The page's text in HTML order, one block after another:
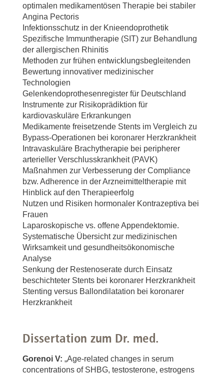
optimalen medikamentösen Therapie bei stabiler
Angina Pectoris
Infektionsschutz in der Knieendoprothetik
Spezifische Immuntherapie (SIT) zur Behandlung
der allergischen Rhinitis
Methoden zur frühen entwicklungsbegleitenden
Bewertung innovativer medizinischer
Technologien
Gelenkendoprothesenregister für Deutschland
Instrumente zur Risikoprädiktion für
kardiovaskuläre Erkrankungen
Medikamente freisetzende Stents im Vergleich zu
Bypass-Operationen bei koronarer Herzkrankheit
Intravaskuläre Brachytherapie bei peripherer
arterieller Verschlusskrankheit (PAVK)
Maßnahmen zur Verbesserung der Compliance
bzw. Adherence in der Arzneimitteltherapie mit
Hinblick auf den Therapieerfolg
Nutzen und Risiken hormonaler Kontrazeptiva bei
Frauen
Laparoskopische vs. offene Appendektomie.
Systematische Übersicht zur medizinischen
Wirksamkeit und gesundheitsökonomische
Analyse
Senkung der Restenoserate durch Einsatz
beschichteter Stents bei koronarer Herzkrankheit
Stenting versus Ballondilatation bei koronarer
Herzkrankheit
Dissertation zum Dr. med.
Gorenoi V: „Age-related changes in serum
concentrations of SHBG, testosterone, estrogens